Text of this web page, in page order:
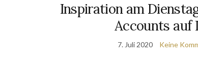
Inspiration am
Accounts auf
7. Juli 2020 Keine